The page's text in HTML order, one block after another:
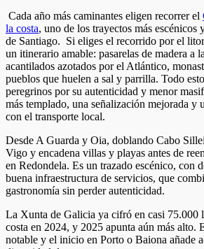
Cada año más caminantes eligen recorrer el
la costa, uno de los trayectos más
de Santiago. Si eliges el recorrido por el
un itinerario amable: pasarelas de madera a
acantilados azotados por el Atlántico,
pueblos que huelen a sal y parrilla. Todo
peregrinos por su autenticidad y menor
más templado, una señalización mejorada y
con el transporte local.
Desde A Guarda y Oia, doblando Cabo
Vigo y encadena villas y playas antes de
en Redondela. Es un trazado escénico, con
buena infraestructura de servicios, que
gastronomía sin perder autenticidad.
La Xunta de Galicia ya cifró en casi 75.000
costa en 2024, y 2025 apunta aún más alto.
notable y el inicio en Porto o Baiona añade